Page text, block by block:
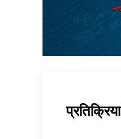
प्रतिक्रिया